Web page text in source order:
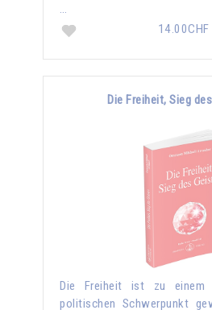
…
14.00CHF
Die Freiheit, Sieg
Die Freiheit ist zu einem
politischen Schwerpunkt